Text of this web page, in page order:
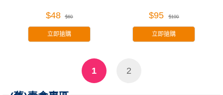
$48 $60
立即搶購
$95 $100
立即搶購
1 2